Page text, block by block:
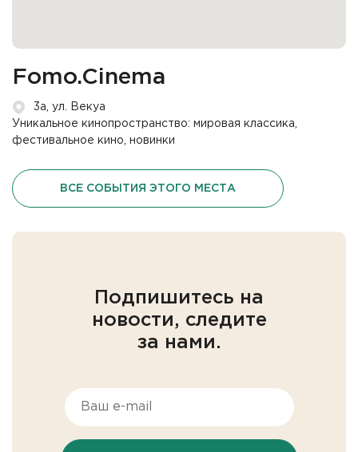
Fomo.Cinema
3а, ул. Векуа
Уникальное кинопространство: мировая классика,
фестивальное кино, новинки
ВСЕ СОБЫТИЯ ЭТОГО МЕСТА
Подпишитесь на
новости, следите
за нами.